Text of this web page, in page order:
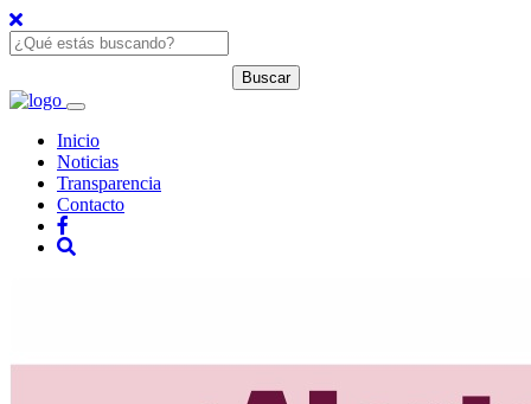
Inicio
Noticias
Transparencia
Contacto